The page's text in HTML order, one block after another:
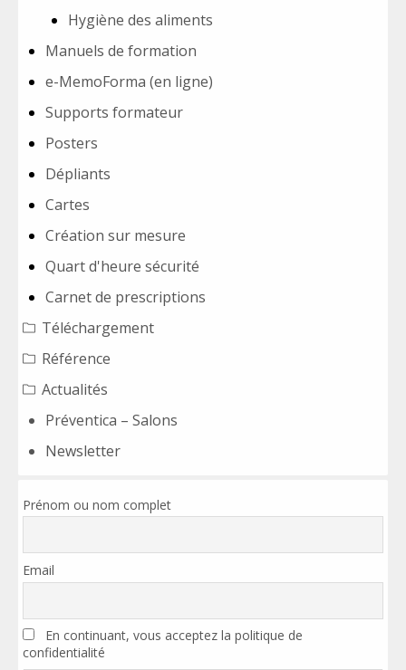
Hygiène des aliments
Manuels de formation
e-MemoForma (en ligne)
Supports formateur
Posters
Dépliants
Cartes
Création sur mesure
Quart d'heure sécurité
Carnet de prescriptions
Téléchargement
Référence
Actualités
Préventica – Salons
Newsletter
Prénom ou nom complet
Email
En continuant, vous acceptez la politique de
confidentialité